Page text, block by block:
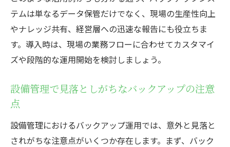
テムは単なるデータ保管だけでなく、現場の生産性向上
やナレッジ共有、経営層への迅速な報告にも役立ちま
す。導入時は、現場の業務フローに合わせてカスタマイ
ズや段階的な運用開始を検討しましょう。
設備管理で見落としがちなバックアップの注意
点
設備管理におけるバックアップ運用では、意外と見落と
されがちな注意点がいくつか存在します。まず、バック